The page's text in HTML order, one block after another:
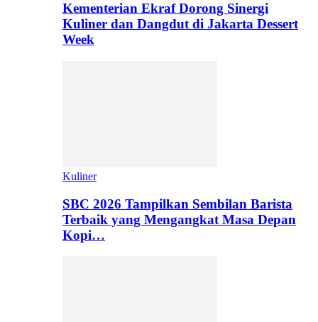
Kementerian Ekraf Dorong Sinergi
Kuliner dan Dangdut di Jakarta Dessert
Week
Kuliner
SBC 2026 Tampilkan Sembilan Barista
Terbaik yang Mengangkat Masa Depan
Kopi…